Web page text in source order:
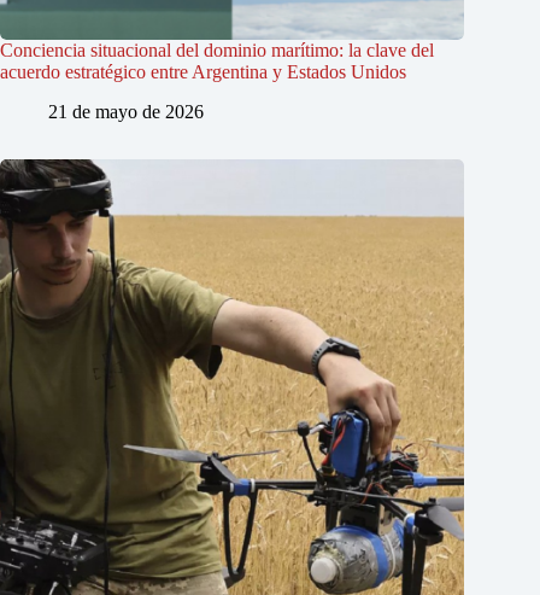
Conciencia situacional del dominio marítimo: la clave del
acuerdo estratégico entre Argentina y Estados Unidos
21 de mayo de 2026